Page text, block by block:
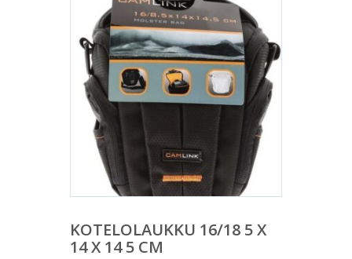
KOTELOLAUKKU 16/18 5 X
14 X 14 5 CM